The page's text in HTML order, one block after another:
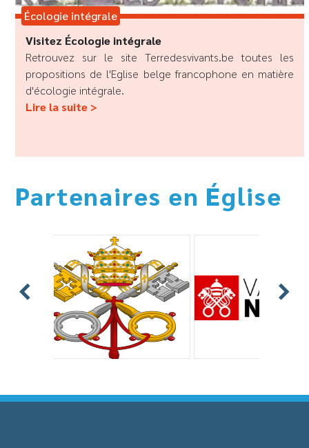
Écologie intégrale
Visitez Écologie intégrale
Retrouvez sur le site Terredesvivants.be toutes les
propositions de l'Eglise belge francophone en matière
d'écologie intégrale.
Lire la suite >
Partenaires en Église